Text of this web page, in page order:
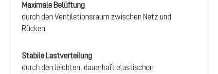
Maximale Belüftung
durch den Ventilationsraum zwischen Netz und
Rücken.
Stabile Lastverteilung
durch den leichten, dauerhaft elastischen